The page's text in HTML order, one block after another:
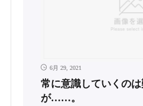
6月 29, 2021
常に意識していくの
が……。